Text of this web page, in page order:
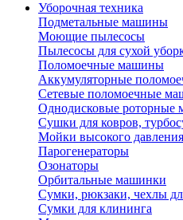
Уборочная техника
Подметальные машины
Моющие пылесосы
Пылесосы для сухой
Поломоечные машины
Аккумуляторные
Сетевые поломоечные
Однодисковые роторные
Сушки для ковров,
Мойки высокого давления
Парогенераторы
Озонаторы
Орбитальные машинки
Сумки, рюкзаки, чехлы
Сумки для клининга